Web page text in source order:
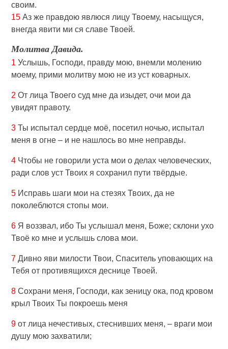
своим.
15 Аз же правдою явлюся лицу Твоему, насыщуся,
внегда явити ми ся славе Твоей.
Молитва Давида.
1 Услышь, Господи, правду мою, внемли молению
моему, прими молитву мою не из уст коварных.
2 От лица Твоего суд мне да изыдет, очи мои да
увидят правоту.
3 Ты испытал сердце моё, посетил ночью, испытал
меня в огне – и не нашлось во мне неправды.
4 Чтобы не говорили уста мои о делах человеческих,
ради слов уст Твоих я сохранил пути твёрдые.
5 Исправь шаги мои на стезях Твоих, да не
поколеблются стопы мои.
6 Я воззвал, ибо Ты услышал меня, Боже; склони ухо
Твоё ко мне и услышь слова мои.
7 Дивно яви милости Твои, Спаситель уповающих на
Тебя от противящихся деснице Твоей.
8 Сохрани меня, Господи, как зеницу ока, под кровом
крыл Твоих Ты покроешь меня
9 от лица нечестивых, стеснивших меня, – враги мои
душу мою захватили;